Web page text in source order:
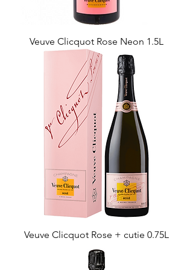
Veuve Clicquot Rose Neon 1.5L
Veuve Clicquot Rose + cutie 0.75L